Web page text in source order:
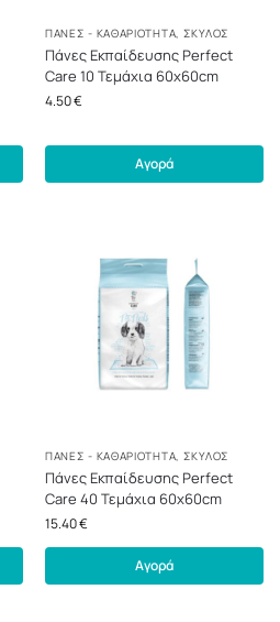
ΠΆΝΕΣ - ΚΑΘΑΡΙΌΤΗΤΑ, ΣΚΎΛΟΣ
Πάνες Εκπαίδευσης Perfect
Care 10 Τεμάχια 60x60cm
4.50€
Αγορά
ΠΆΝΕΣ - ΚΑΘΑΡΙΌΤΗΤΑ, ΣΚΎΛΟΣ
Πάνες Εκπαίδευσης Perfect
Care 40 Τεμάχια 60x60cm
15.40€
Αγορά